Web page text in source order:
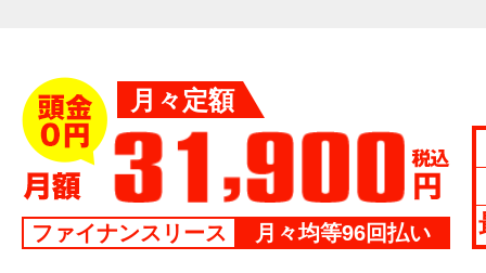
月々定額
ファイナンスリース 月々均等96回払い